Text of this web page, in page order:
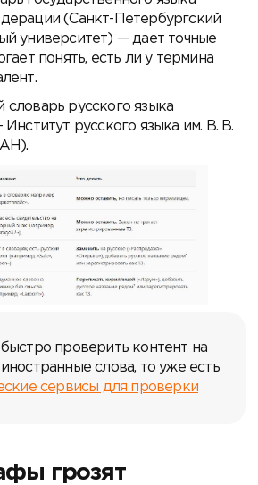
(Санкт-Петербургский
университет) — дает точные
понять, есть ли у термина
русского языка
русского языка им. В. В.
проверить контент на
слова, то уже есть
сервисы для проверки
грозят